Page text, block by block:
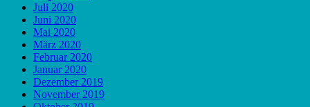
Juli 2020
Juni 2020
Mai 2020
März 2020
Februar 2020
Januar 2020
Dezember 2019
November 2019